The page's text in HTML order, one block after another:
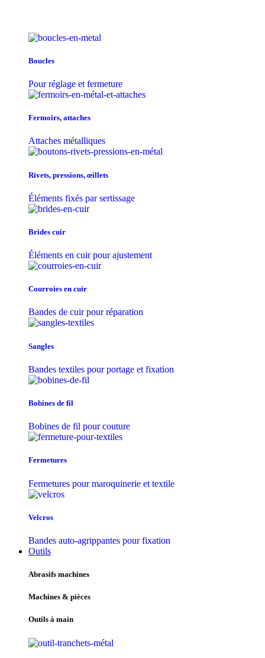
Boucles
Pour réglage et fermeture
Fermoirs, attaches
Attaches métalliques
Rivets, pressions, œillets
Éléments fixés par sertissage
Brides cuir
Éléments en cuir pour ajustement
Courroies en cuir
Bandes de cuir pour réparation
Sangles
Bandes textiles pour portage et fixation
Bobines de fil
Bobines de fil pour couture
Fermetures
Fermetures pour maroquinerie et textile
Velcros
Bandes auto-agrippantes pour fixation
Outils
Abrasifs machines
Machines & pièces
Outils à main